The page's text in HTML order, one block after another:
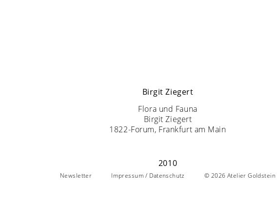
Birgit Ziegert
Flora und Fauna
Birgit Ziegert
1822-Forum, Frankfurt am Main
2010
Newsletter Impressum / Datenschutz © 2026 Atelier Goldstein